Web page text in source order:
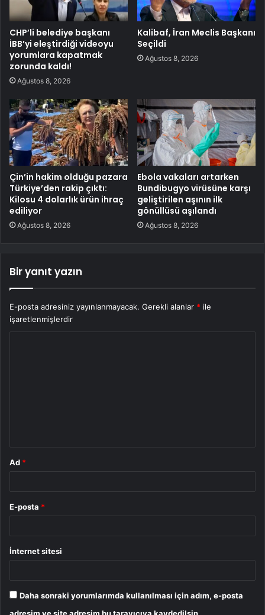
CHP’li belediye başkanı
İBB’yi eleştirdiği videoyu
yorumlara kapatmak
zorunda kaldı!
Ağustos 8, 2026
Kalibaf, İran Meclis Başkanı
Seçildi
Ağustos 8, 2026
Çin’in hakim olduğu pazara
Türkiye’den rakip çıktı:
Kilosu 4 dolarlık ürün ihraç
ediliyor
Ağustos 8, 2026
Ebola vakaları artarken
Bundibugyo virüsüne karşı
geliştirilen aşının ilk
gönüllüsü aşılandı
Ağustos 8, 2026
Bir yanıt yazın
E-posta adresiniz yayınlanmayacak. Gerekli alanlar * ile
işaretlenmişlerdir
Ad *
E-posta *
İnternet sitesi
Daha sonraki yorumlarımda kullanılması için adım, e-posta